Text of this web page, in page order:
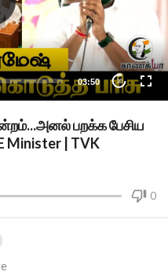
03:50 10
பறக்க பேசிய
Minister | TVK
0